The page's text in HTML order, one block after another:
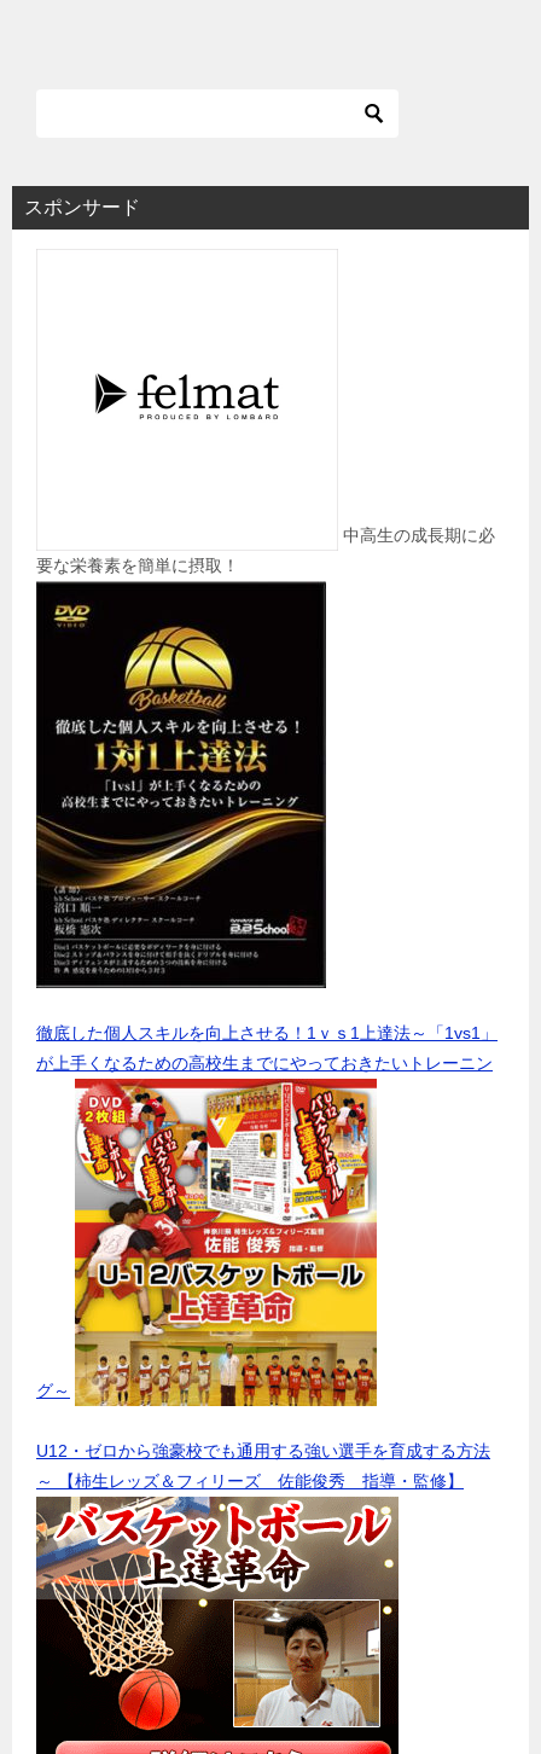
スポンサード
中高生の成長期に必
要な栄養素を簡単に摂取！
徹底した個人スキルを向上させる！1ｖｓ1上達法～「1vs1」
が上手くなるための高校生までにやっておきたいトレーニン
グ～
U12・ゼロから強豪校でも通用する強い選手を育成する方法
～ 【柿生レッズ＆フィリーズ 佐能俊秀 指導・監修】